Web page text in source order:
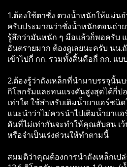
1.ต้องใช้ตาชั่ง ตวงน้ำหนักให้แม่นย
ครับประมาณว่าชั่งน้ำหนักตอนถ่า
รู้สึกว่ามันหนัก ๆ มือแล้วก็พอครับ
อันตรายมาก ต้องดูเลยนะครับ นน.
เข้าไปกี่ กก. รวมทั้งสิ้นคือกี่ กก. แบ
2.ต้องรู้ว่าถังเหล็กที่นำมาบรรจุนั้น
กิโลกรัมและทนแรงดันสูงสุดได้กี่
เท่าใด ใช้สำหรับเติมน้ำยาแอร์ชนิ
แนะนำว่าไม่ควรนำไปเติมน้ำยาแ
ดันที่ไม่เท่ากันจะทำให้คุณสับสน เ
หรือจำเป็นเร่งด่วนให้ทำตามนี้
สมมติว่าคุณต้องการนำถังเหล็กเป